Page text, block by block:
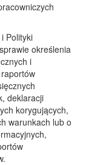
Polityki
określenia
i
deklaracji
korygujących,
warunkach lub o